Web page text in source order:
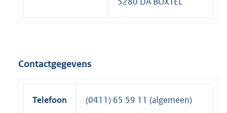
Contactgegevens
Telefoon (0411) 65 59 11 (algemeen)